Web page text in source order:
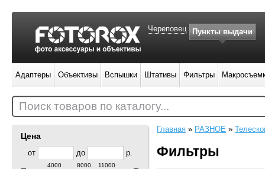
Цена
от до р.
4000 8000 11000
Главная » РАЗНОЕ »
Фильтры
Череповец Пункты выдачи
Адаптеры Объективы Вспышки Штативы Фильтры
Поиск товаров по каталогу...